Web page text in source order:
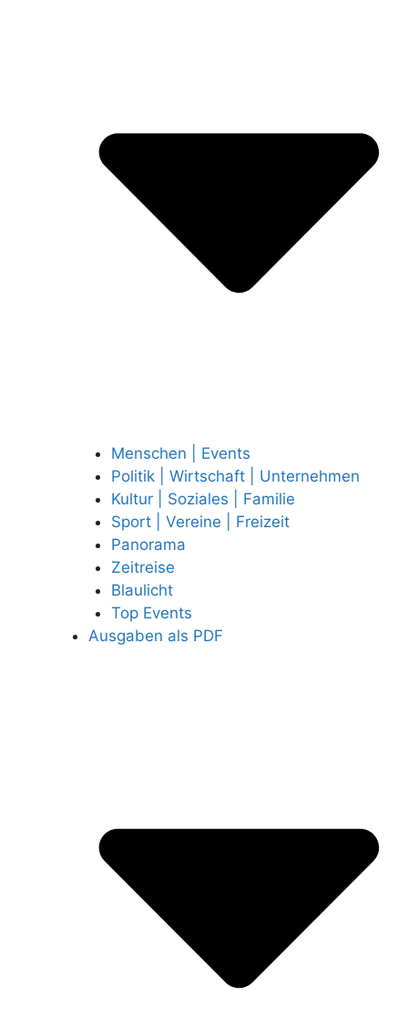
Menschen | Events
Politik | Wirtschaft | Unternehmen
Kultur | Soziales | Familie
Sport | Vereine | Freizeit
Panorama
Zeitreise
Blaulicht
Top Events
Ausgaben als PDF